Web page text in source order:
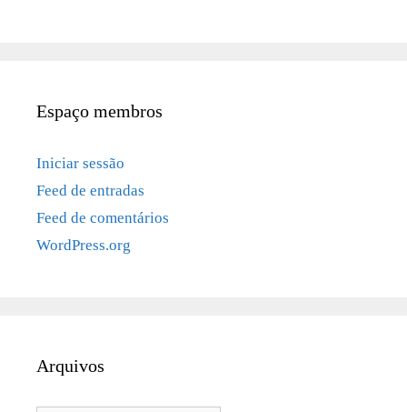
Espaço membros
Iniciar sessão
Feed de entradas
Feed de comentários
WordPress.org
Arquivos